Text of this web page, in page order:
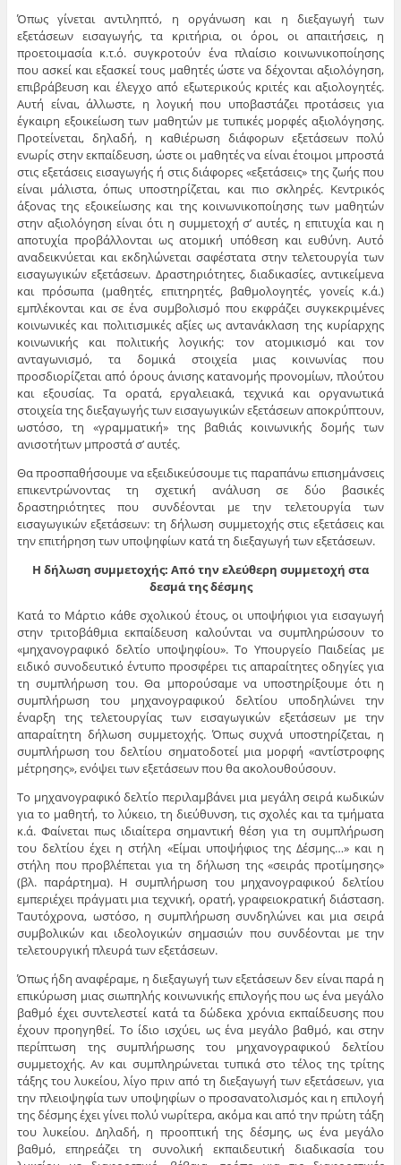
Όπως γίνεται αντιληπτό, η οργάνωση και η διεξαγωγή των
εξετάσεων εισαγωγής, τα κριτήρια, οι όροι, οι απαιτήσεις, η
προετοιμασία κ.τ.ό. συγκροτούν ένα πλαίσιο κοινωνικοποίησης
που ασκεί και εξασκεί τους μαθητές ώστε να δέχονται αξιολόγηση,
επιβράβευση και έλεγχο από εξωτερικούς κριτές και αξιολογητές.
Αυτή είναι, άλλωστε, η λογική που υποβαστάζει προτάσεις για
έγκαιρη εξοικείωση των μαθητών με τυπικές μορφές αξιολόγησης.
Προτείνεται, δηλαδή, η καθιέρωση διάφορων εξετάσεων πολύ
ενωρίς στην εκπαίδευση, ώστε οι μαθητές να είναι έτοιμοι μπροστά
στις εξετάσεις εισαγωγής ή στις διάφορες «εξετάσεις» της ζωής που
είναι μάλιστα, όπως υποστηρίζεται, και πιο σκληρές. Κεντρικός
άξονας της εξοικείωσης και της κοινωνικοποίησης των μαθητών
στην αξιολόγηση είναι ότι η συμμετοχή σ’ αυτές, η επιτυχία και η
αποτυχία προβάλλονται ως ατομική υπόθεση και ευθύνη. Αυτό
αναδεικνύεται και εκδηλώνεται σαφέστατα στην τελετουργία των
εισαγωγικών εξετάσεων. Δραστηριότητες, διαδικασίες, αντικείμενα
και πρόσωπα (μαθητές, επιτηρητές, βαθμολογητές, γονείς κ.ά.)
εμπλέκονται και σε ένα συμβολισμό που εκφράζει συγκεκριμένες
κοινωνικές και πολιτισμικές αξίες ως αντανάκλαση της κυρίαρχης
κοινωνικής και πολιτικής λογικής: τον ατομικισμό και τον
ανταγωνισμό, τα δομικά στοιχεία μιας κοινωνίας που
προσδιορίζεται από όρους άνισης κατανομής προνομίων, πλούτου
και εξουσίας. Τα ορατά, εργαλειακά, τεχνικά και οργανωτικά
στοιχεία της διεξαγωγής των εισαγωγικών εξετάσεων αποκρύπτουν,
ωστόσο, τη «γραμματική» της βαθιάς κοινωνικής δομής των
ανισοτήτων μπροστά σ’ αυτές.
Θα προσπαθήσουμε να εξειδικεύσουμε τις παραπάνω επισημάνσεις
επικεντρώνοντας τη σχετική ανάλυση σε δύο βασικές
δραστηριότητες που συνδέονται με την τελετουργία των
εισαγωγικών εξετάσεων: τη δήλωση συμμετοχής στις εξετάσεις και
την επιτήρηση των υποψηφίων κατά τη διεξαγωγή των εξετάσεων.
Η δήλωση συμμετοχής: Από την ελεύθερη συμμετοχή στα
δεσμά της δέσμης
Κατά το Μάρτιο κάθε σχολικού έτους, οι υποψήφιοι για εισαγωγή
στην τριτοβάθμια εκπαίδευση καλούνται να συμπληρώσουν το
«μηχανογραφικό δελτίο υποψηφίου». Το Υπουργείο Παιδείας με
ειδικό συνοδευτικό έντυπο προσφέρει τις απαραίτητες οδηγίες για
τη συμπλήρωση του. Θα μπορούσαμε να υποστηρίξουμε ότι η
συμπλήρωση του μηχανογραφικού δελτίου υποδηλώνει την
έναρξη της τελετουργίας των εισαγωγικών εξετάσεων με την
απαραίτητη δήλωση συμμετοχής. Όπως συχνά υποστηρίζεται, η
συμπλήρωση του δελτίου σηματοδοτεί μια μορφή «αντίστροφης
μέτρησης», ενόψει των εξετάσεων που θα ακολουθούσουν.
Το μηχανογραφικό δελτίο περιλαμβάνει μια μεγάλη σειρά κωδικών
για το μαθητή, το λύκειο, τη διεύθυνση, τις σχολές και τα τμήματα
κ.ά. Φαίνεται πως ιδιαίτερα σημαντική θέση για τη συμπλήρωση
του δελτίου έχει η στήλη «Είμαι υποψήφιος της Δέσμης…» και η
στήλη που προβλέπεται για τη δήλωση της «σειράς προτίμησης»
(βλ. παράρτημα). Η συμπλήρωση του μηχανογραφικού δελτίου
εμπεριέχει πράγματι μια τεχνική, ορατή, γραφειοκρατική διάσταση.
Tαυτόχρονα, ωστόσο, η συμπλήρωση συνδηλώνει και μια σειρά
συμβολικών και ιδεολογικών σημασιών που συνδέονται με την
τελετουργική πλευρά των εξετάσεων.
Όπως ήδη αναφέραμε, η διεξαγωγή των εξετάσεων δεν είναι παρά η
επικύρωση μιας σιωπηλής κοινωνικής επιλογής που ως ένα μεγάλο
βαθμό έχει συντελεστεί κατά τα δώδεκα χρόνια εκπαίδευσης που
έχουν προηγηθεί. Το ίδιο ισχύει, ως ένα μεγάλο βαθμό, και στην
περίπτωση της συμπλήρωσης του μηχανογραφικού δελτίου
συμμετοχής. Αν και συμπληρώνεται τυπικά στο τέλος της τρίτης
τάξης του λυκείου, λίγο πριν από τη διεξαγωγή των εξετάσεων, για
την πλειοψηφία των υποψηφίων ο προσανατολισμός και η επιλογή
της δέσμης έχει γίνει πολύ νωρίτερα, ακόμα και από την πρώτη τάξη
του λυκείου. Δηλαδή, η προοπτική της δέσμης, ως ένα μεγάλο
βαθμό, επηρεάζει τη συνολική εκπαιδευτική διαδικασία του